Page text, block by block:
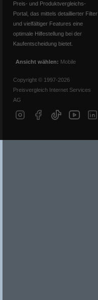
Preis- und Produktvergleichs-
Portal, das mittels detaillierter Filter
und vielfältiger Features eine
optimale Hilfestellung bei der
Kaufentscheidung bietet.
Ansicht wählen: Mobile
Copyright © 1997-2026
Preisvergleich Internet Services
AG